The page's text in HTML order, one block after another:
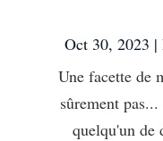
Oct 30, 2023 |
Une facette de
sûrement
quelqu'un de